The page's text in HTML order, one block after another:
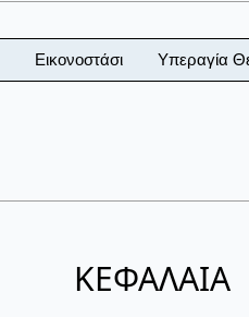
Εικονοστάσι Υπεραγία
ΚΕΦΑΛΑΙΑ